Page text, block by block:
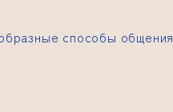
способы